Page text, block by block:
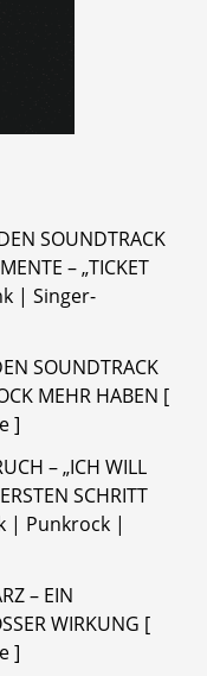
SOUNDTRACK
– „TICKET
| Singer-
SOUNDTRACK
MEHR HABEN [
]
– „ICH WILL
SCHRITT
| Punkrock |
– EIN
WIRKUNG [
]